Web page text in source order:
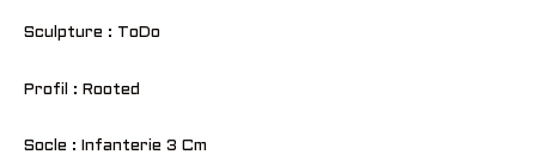
Sculpture : ToDo
Profil : Rooted
Socle : Infanterie 3 Cm